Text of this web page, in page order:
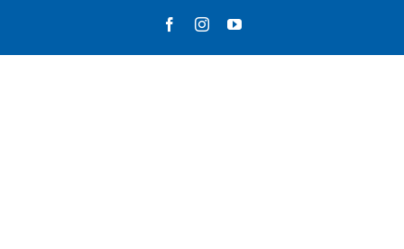
FacebookInstagramYouTube